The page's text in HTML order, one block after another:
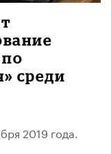
среди
2019 года.